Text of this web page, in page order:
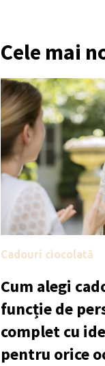
Cele mai
Cadouri ciocolată
Cum alegi
funcție de
complet cu
pentru orice